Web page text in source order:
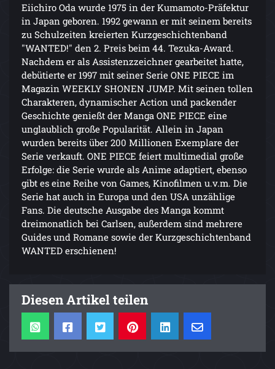
Eiichiro Oda wurde 1975 in der Kumamoto-Präfektur
in Japan geboren. 1992 gewann er mit seinem bereits
zu Schulzeiten kreierten Kurzgeschichtenband
"WANTED!" den 2. Preis beim 44. Tezuka-Award.
Nachdem er als Assistenzzeichner gearbeitet hatte,
debütierte er 1997 mit seiner Serie ONE PIECE im
Magazin WEEKLY SHONEN JUMP. Mit seinen tollen
Charakteren, dynamischer Action und packender
Geschichte genießt der Manga ONE PIECE eine
unglaublich große Popularität. Allein in Japan
wurden bereits über 200 Millionen Exemplare der
Serie verkauft. ONE PIECE feiert multimedial große
Erfolge: die Serie wurde als Anime adaptiert, ebenso
gibt es eine Reihe von Games, Kinofilmen u.v.m. Die
Serie hat auch in Europa und den USA unzählige
Fans. Die deutsche Ausgabe des Manga kommt
dreimonatlich bei Carlsen, außerdem sind mehrere
Guides und Romane sowie der Kurzgeschichtenband
WANTED erschienen!
Diesen Artikel teilen